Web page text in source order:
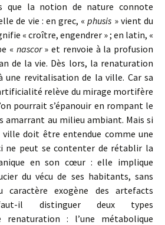
que la notion de nature connote
de vie : en grec, «phusis » vient du
« croître, engendrer » ; en latin, «
« nascor» et renvoie à la profusion
de la vie. Dès lors, la renaturation
une revitalisation de la ville. Car sa
relève du mirage mortifère
pourrait s’épanouir en rompant le
amarrant au milieu ambiant. Mais si
doit être entendue comme une
ne peut se contenter de rétablir la
en son cœur : elle implique
du vécu de ses habitants, sans
caractère exogène des artefacts
il distinguer deux types
renaturation : l’une métabolique